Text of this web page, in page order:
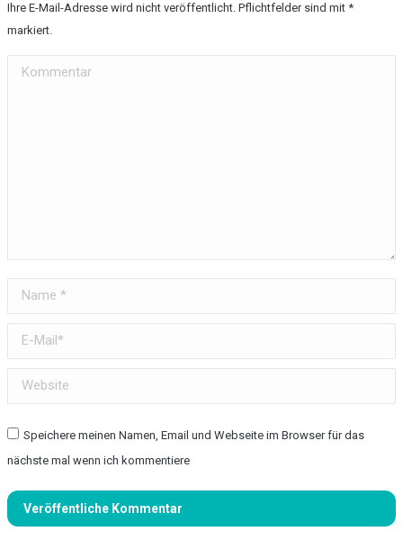
Ihre E-Mail-Adresse wird nicht veröffentlicht. Pflichtfelder sind mit *
markiert.
Kommentar
Name *
E-Mail *
Website
Speichere meinen Namen, Email und Webseite im Browser für das
nächste mal wenn ich kommentiere
Veröffentliche Kommentar